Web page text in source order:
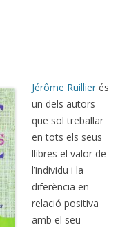
Jérôme Ruillier és
un dels autors
que sol treballar
en tots els seus
llibres el valor de
l’individu i la
diferència en
relació positiva
amb el seu